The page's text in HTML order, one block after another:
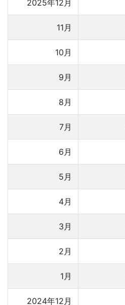
2025年12月
11月
10月
9月
8月
7月
6月
5月
4月
3月
2月
1月
2024年12月